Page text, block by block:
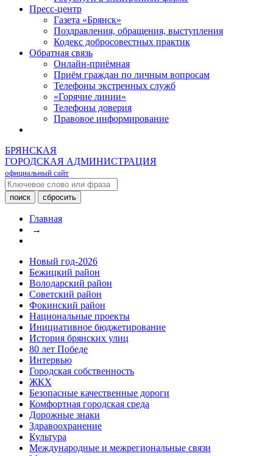
Пресс-центр
Газета «Брянск»
Поздравления, обращения, выступления
Кодекс добросовестных практик
Обратная связь
Онлайн-приёмная
Приём граждан по личным вопросам
Телефоны экстренных служб
«Горячие линии»
Телефоны доверия
Правовое информирование
БРЯНСКАЯ
ГОРОДСКАЯ АДМИНИСТРАЦИЯ
официальный сайт
Главная
→
Новый год-2026
Бежицкий район
Володарский район
Советский район
Фокинский район
Национальные проекты
Инициативное бюджетирование
История брянских улиц
80 лет Победе
Интервью
Городская собственность
ЖКХ
Безопасные качественные дороги
Комфортная городская среда
Дорожные знаки
Здравоохранение
Культура
Международные и межрегиональные связи